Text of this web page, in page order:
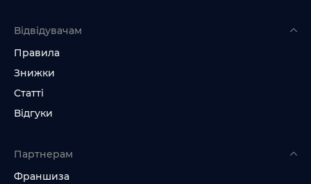
Відвідувачам
Правила
Знижки
Статті
Відгуки
Партнерам
Франшиза